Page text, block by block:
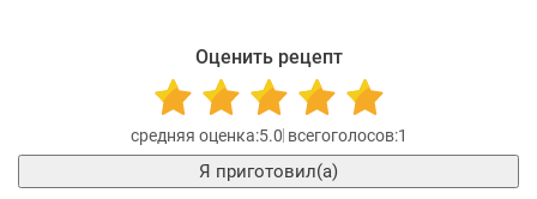
Оценить рецепт
5.0 1
Я приготовил(а)